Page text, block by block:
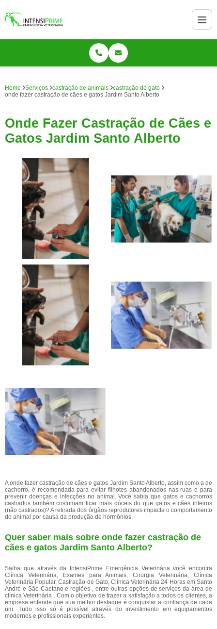
Home Serviços castração de animais
castração de gato
onde fazer castração de cães e gatos Jardim Santo Alberto
Onde Fazer Castração de Cães e
Gatos Jardim Santo Alberto
A onde fazer castração de cães e gatos Jardim Santo Alberto, assim como a de
cachorro, é recomendada para evitar filhotes abandonados nas ruas e para
prevenir doenças e infecções no animal. Você sabia que gatos e cachorros
castrados também costumam ficar mais dóceis do que gatos e cães inteiros
(não castrados)? A retirada dos órgãos reprodutores impacta o comportamento
do animal por causa da produção de hormônios.
Quer saber mais sobre onde fazer castração de
cães e gatos Jardim Santo Alberto?
Saiba que através da IntensiPrime Emergência Veterinária você encontra
Clínica Veterinária, Exames para Animais, Cirurgia Veterinária, Clínica
Veterinária Popular, Castração de Gato, Clínica Veterinária 24 Horas em Santo
André e São Caetano e regiões , entre outras opções de serviços da área de
clínica Veterinária . Com o objetivo de trazer a satisfação a todos os clientes, a
empresa entende que sua melhor destaque é conquistar a confiança de cada
um. Tudo isso só é possível através do investimento em equipamentos
modernos e profissionais experientes.